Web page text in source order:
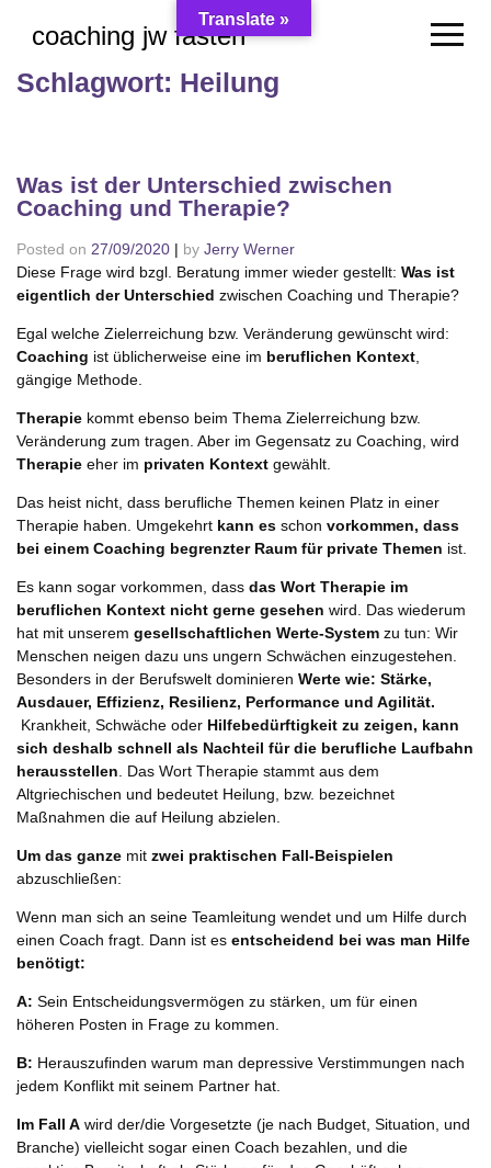
coaching jw fasten
Schlagwort: Heilung
Was ist der Unterschied zwischen
Coaching und Therapie?
Posted on 27/09/2020 | by Jerry Werner
Diese Frage wird bzgl. Beratung immer wieder gestellt: Was ist
eigentlich der Unterschied zwischen Coaching und Therapie?
Egal welche Zielerreichung bzw. Veränderung gewünscht wird:
Coaching ist üblicherweise eine im beruflichen Kontext
gängige Methode.
Therapie kommt ebenso beim Thema Zielerreichung bzw.
Veränderung zum tragen. Aber im Gegensatz zu Coaching, wird
Therapie eher im privaten Kontext gewählt.
Das heist nicht, dass berufliche Themen keinen Platz in einer
Therapie haben. Umgekehrt kann es schon vorkommen, dass
bei einem Coaching begrenzter Raum für private Themen ist.
Es kann sogar vorkommen, dass das Wort Therapie im
beruflichen Kontext nicht gerne gesehen wird. Das wiederum
hat mit unserem gesellschaftlichen Werte-System zu tun: Wir
Menschen neigen dazu uns ungern Schwächen einzugestehen.
Besonders in der Berufswelt dominieren Werte wie: Stärke,
Ausdauer, Effizienz, Resilienz, Performance und Agilität.
Krankheit, Schwäche oder Hilfebedürftigkeit zu zeigen, kann
sich deshalb schnell als Nachteil für die berufliche Laufbahn
herausstellen . Das Wort Therapie stammt aus dem
Altgriechischen und bedeutet Heilung, bzw. bezeichnet
Maßnahmen die auf Heilung abzielen.
Um das ganze mit zwei praktischen Fall-Beispielen
abzuschließen:
Wenn man sich an seine Teamleitung wendet und um Hilfe durch
einen Coach fragt. Dann ist es entscheidend bei was man Hilfe
benötigt:
A: Sein Entscheidungsvermögen zu stärken, um für einen
höheren Posten in Frage zu kommen.
B: Herauszufinden warum man depressive Verstimmungen nach
jedem Konflikt mit seinem Partner hat.
Im Fall A wird der/die Vorgesetzte (je nach Budget, Situation, und
Branche) vielleicht sogar einen Coach bezahlen, und die
Translate »